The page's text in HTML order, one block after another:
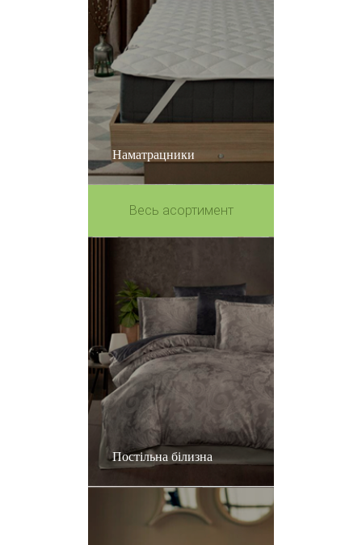
Наматрацники
Весь асортимент
Постільна білизна